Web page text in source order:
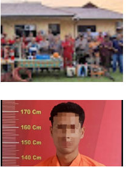
Mobil Box Terjun ke Jurang
Depan KC, Diduga Rem
Blong
Polsek Entikong Gelar Apel
Siaga Karhutla 2026, Sinergi
Lintas Sektor Cegah
Kebakaran Hutan dan Lahan